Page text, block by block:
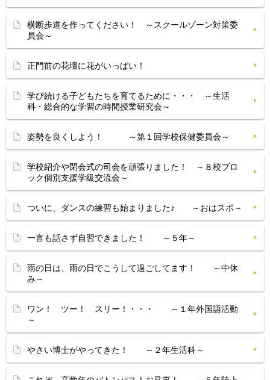
横断歩道を作ってください！ ～スクールゾーン対策委
員会～
正門前の花壇に花がいっぱい！
学び続ける子どもたちを育てるために・・・ ～生活
科・総合的な学習の時間授業研究会～
姿勢を良くしよう！ ～第１回学校保健委員会～
学校紹介や閉会式の司会を頑張りました！ ～８校ブロ
ック個別支援学級交流会～
ついに、ダンスの練習も始まりました♪ ～おはスポ～
一言も話さず自習できました！ ～５年～
雨の日は、雨の日でこうして過ごしてます！ ～中休
み～
ワン！ ツー！ スリー！・・・ ～１年外国語活動
～
やさい博士がやってきた！ ～２年生活科～